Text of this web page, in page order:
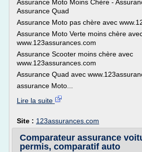
Assurance Moto Moins Chère -
Assurance Quad
Assurance Moto pas chère avec
Assurance Moto Verte moins chère
www.123assurances.com
Assurance Scooter moins chère avec
www.123assurances.com
Assurance Quad avec
assurance Moto...
Lire la suite
Site : 123assurances.com
Comparateur assurance
permis, comparatif auto